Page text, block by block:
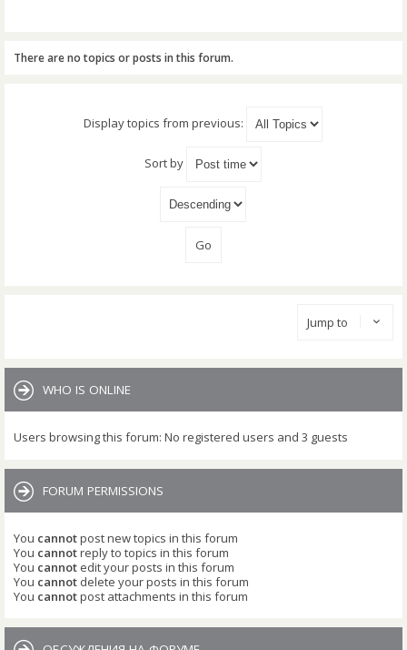
There are no topics or posts in this forum.
Display topics from previous:
Sort by
Jump to
WHO IS ONLINE
Users browsing this forum: No registered users and 3 guests
FORUM PERMISSIONS
You cannotpost new topics in this forum
You cannotreply to topics in this forum
You cannot edit your posts in this forum
You cannot delete your posts in this forum
You cannotpost attachments in this forum